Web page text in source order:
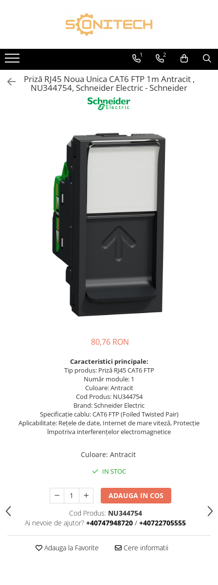
Toate Produsele
FOTOVOLTAICE
Acumulatori
ATS / Comutatoare Transfer
Panouri Fotovoltaice
Sisteme de montaj
Sisteme de prindere
Sisteme Fotovoltaice Complete cu
Busbar Șine Conexiuni
Cabluri și accesorii
Cofrete, dulapuri și doze
Cofrete de plastic și accesorii
Coftere metalice și accesorii
Coliere de plastic
Lumini exterioare
Lămpi și componente
Senzori
1 2
Priză RJ45 Noua Unica CAT6 FTP 1m Antracit ,
NU344754, Schneider Electric - Schneider
80,76 RON
Caracteristici principale:
Tip produs: Priză RJ45 CAT6 FTP
Număr module: 1
Culoare: Antracit
Cod Produs: NU344754
Brand: Schneider Electric
Specificație cablu: CAT6 FTP (Foiled Twisted Pair)
Aplicabilitate: Rețele de date, Internet de mare viteză, Protecție
împotriva interferențelor electromagnetice
Culoare: Antracit
IN STOC
ADAUGA IN COS
Cod Produs: NU344754
Ai nevoie de ajutor? +40747948720 / +40722705555
Adauga la Favorite Cere informatii